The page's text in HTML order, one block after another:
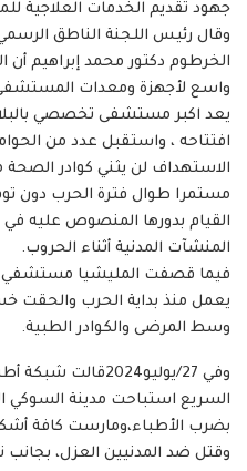
جهود تقديم الخدمات العلاجية
وقال رئيس اللجنة الناطق
الخرطوم دكتور محمد إبراهيم
واسع لأجهزة ومعدات
يعد اكبر مستشفى تخصصي
افتتاحه ، واستقبل عدد من
الاستهداف لن يثني كوادر
مستمرا طوال فترة الحرب دون
القيام بدورها المنصوص عليه في
المنشآت المدنية أثناء الحروب.
فيما قصفت المليشيا مستشفي
يعمل منذ بداية الحرب والحقت
وسط المرضى والكوادر الطبية.
وفي 27/
السريع استباحت مدينة السوكي
بضرب الأطباء،ومارست كافة
وقتل ضد المدنيين العزل، بجانب